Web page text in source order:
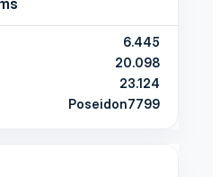
6.445
20.098
23.124
Poseidon7799